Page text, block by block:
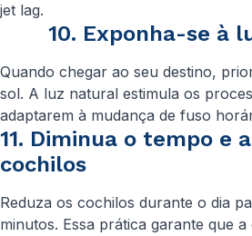
jet lag.
10. Exponha-se à
Quando chegar ao seu destino,
sol. A luz natural estimula os
adaptarem à mudança de fuso
11. Diminua o tempo e
cochilos
Reduza os cochilos durante o dia
minutos. Essa prática garante que